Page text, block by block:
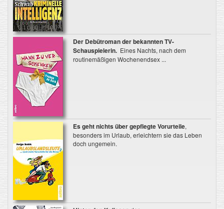
Der Debütroman der bekannten TV-
Schauspielerin.Eines Nachts, nach dem
routinemäßigen Wochenendsex ...
Es geht nichts über gepflegte Vorurteile,
besonders im Urlaub, erleichtern sie das Leben
doch ungemein.